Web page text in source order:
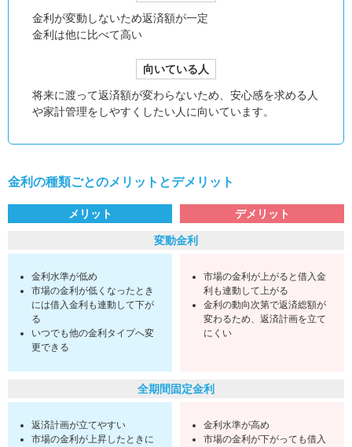
金利が変動しないため返済額が一定
金利は他に比べて高い
向いている人
将来に渡って返済額が変わらないため、安心感を求める人
や家計管理をしやすくしたい人に向いています。
金利の種類ごとのメリットとデメリット
メリット デメリット
変動金利
金利水準が低め
市場の金利が低くなったとき
には借入金利も連動して下が
る
いつでも他の金利タイプへ変
更できる
市場の金利が上がると借入金
利も連動して上がる
金利の動向次第で返済総額が
変わるため、返済計画を立て
にくい
全期間固定金利
返済計画が立てやすい
市場の金利が上昇したときに
金利水準が高め
市場の金利が下がっても借入